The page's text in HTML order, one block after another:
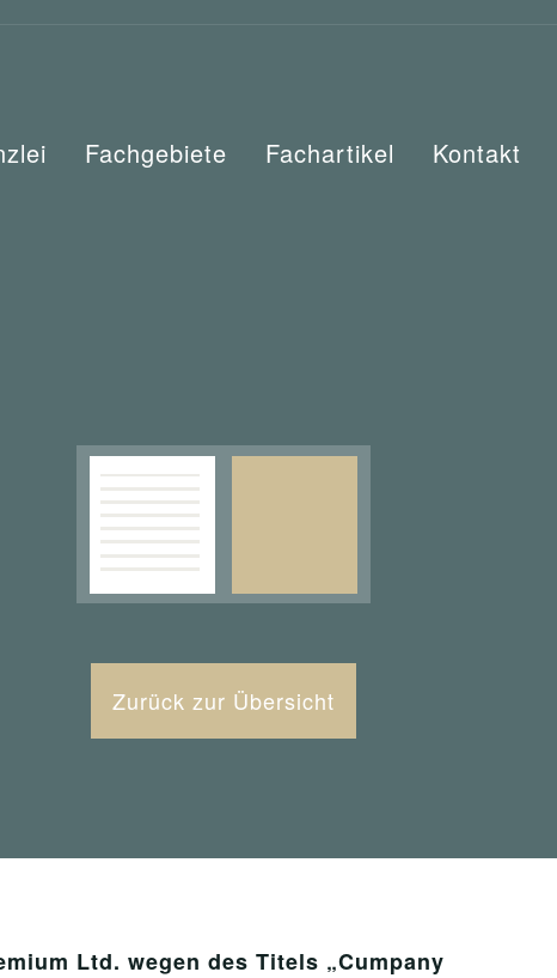
Fachgebiete Fachartikel Kontakt
Zurück zur Übersicht
Ltd. wegen des Titels „Cumpany